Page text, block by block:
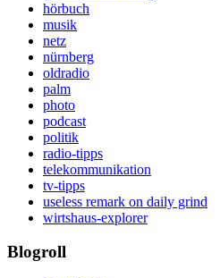
hörbuch
musik
netz
nürnberg
oldradio
palm
photo
podcast
politik
radio-tipps
telekommunikation
tv-tipps
useless remark on daily grind
wirtshaus-explorer
Blogroll